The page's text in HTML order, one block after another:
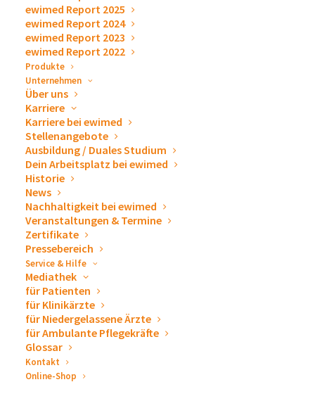
ewimed Report 2025
ewimed Report 2024
ewimed Report 2023
ewimed Report 2022
Produkte
Unternehmen
Über uns
Karriere
Karriere bei ewimed
Stellenangebote
Ausbildung / Duales Studium
Dein Arbeitsplatz bei ewimed
Historie
News
Nachhaltigkeit bei ewimed
Veranstaltungen & Termine
Zertifikate
Pressebereich
Service & Hilfe
Mediathek
für Patienten
für Klinikärzte
für Niedergelassene Ärzte
für Ambulante Pflegekräfte
Glossar
Kontakt
Online-Shop
Zum Kalender hinzufügen
DETAILS
Datum:
20. Februar 2020
Veranstaltungskategori
Deutschland
Veranstaltung-Tags:
Pflege
Website:
https://www.uniklinik-
ulm.de/veranstaltungen/d
etailansicht/news/pfleget
agung-2020.html?
tx_news_pi1%5Bcontroll
er%5D=News&tx_news_
Ulm